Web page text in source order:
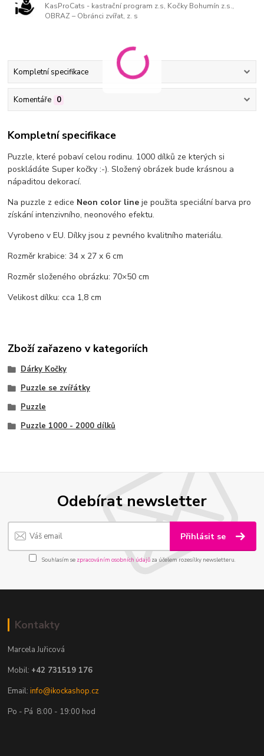
KasProCats - kastrační program z.s, Kočky Bohumín z.s.,
OBRAZ – Obránci zvířat, z. s
Kompletní specifikace
Komentáře 0
Kompletní specifikace
Puzzle, které pobaví celou rodinu. 1000 dílků ze kterých si
poskládáte Super kočky :-). Složený obrázek bude krásnou a
nápaditou dekorací.
Na puzzle z edice Neon color line je použita speciální barva pro
získání intenzivního, neonového efektu.
Vyrobeno v EU. Dílky jsou z pevného kvalitního materiálu.
Rozměr krabice: 34 x 27 x 6 cm
Rozměr složeného obrázku: 70×50 cm
Velikost dílku: cca 1,8 cm
Zboží zařazeno v kategoriích
Dárky Kočky
Puzzle se zvířátky
Puzzle
Puzzle 1000 - 2000 dílků
Odebírat newsletter
Přihlásit se
Souhlasím se zpracováním osobních údajůza účelem rozesílky newsletteru.
Kontakty
Marcela Juřicová
Mobil: +42 731519 176
Email:info@ikockashop.cz
Po - Pá 8:00 - 19:00 hod